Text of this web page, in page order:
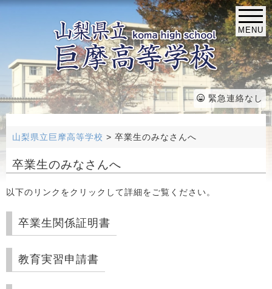
MENU
緊急連絡なし
山梨県立巨摩高等学校 > 卒業生のみなさんへ
卒業生のみなさんへ
以下のリンクをクリックして詳細をご覧ください。
卒業生関係証明書
教育実習申請書